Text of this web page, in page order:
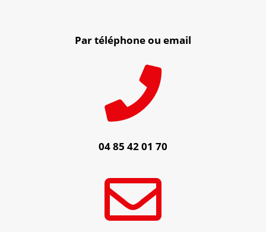
Par téléphone ou email

04 85 42 01 70
